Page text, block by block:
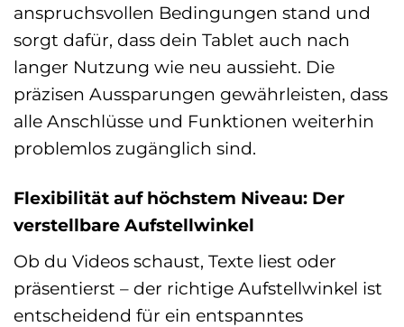
anspruchsvollen Bedingungen stand und
sorgt dafür, dass dein Tablet auch nach
langer Nutzung wie neu aussieht. Die
präzisen Aussparungen gewährleisten, dass
alle Anschlüsse und Funktionen weiterhin
problemlos zugänglich sind.
Flexibilität auf höchstem Niveau: Der
verstellbare Aufstellwinkel
Ob du Videos schaust, Texte liest oder
präsentierst – der richtige Aufstellwinkel ist
entscheidend für ein entspanntes